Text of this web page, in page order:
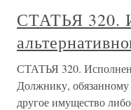
СТАТЬЯ 320.
СТАТЬЯ 320.
Должнику, обязанному
другое имущество